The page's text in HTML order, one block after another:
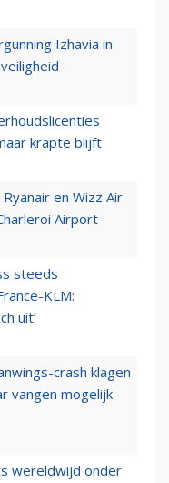
Izhavia in
krapte blijft
en Wizz Air
Airport
steeds
KLM:
uit’
crash klagen
vangen mogelijk
wereldwijd onder